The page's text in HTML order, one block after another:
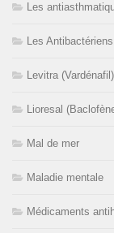
Les
Les
Levitra (Vardénafil)
Lioresal
Mal de mer
Maladie mentale
Médicaments